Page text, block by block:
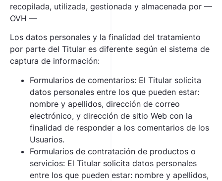
recopilada, utilizada, gestionada y almacenada por —
OVH —
Los datos personales y la finalidad del tratamiento
por parte del Titular es diferente según el sistema de
captura de información:
Formularios de comentarios: El Titular solicita
datos personales entre los que pueden estar:
nombre y apellidos, dirección de correo
electrónico, y dirección de sitio Web con la
finalidad de responder a los comentarios de los
Usuarios.
Formularios de contratación de productos o
servicios: El Titular solicita datos personales
entre los que pueden estar: nombre y apellidos,